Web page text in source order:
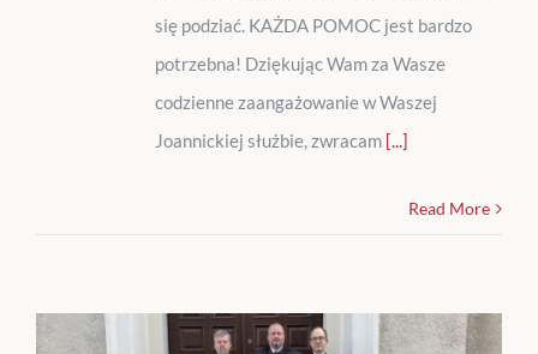
się podziać. KAŻDA POMOC jest bardzo
potrzebna! Dziękując Wam za Wasze
codzienne zaangażowanie w Waszej
Joannickiej służbie, zwracam [...]
Read More